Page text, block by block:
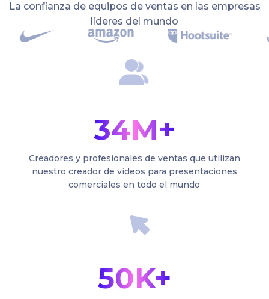
La confianza de equipos de ventas en las empresas
líderes del mundo
34M+
Creadores y profesionales de ventas que utilizan
nuestro creador de videos para presentaciones
comerciales en todo el mundo
50K+